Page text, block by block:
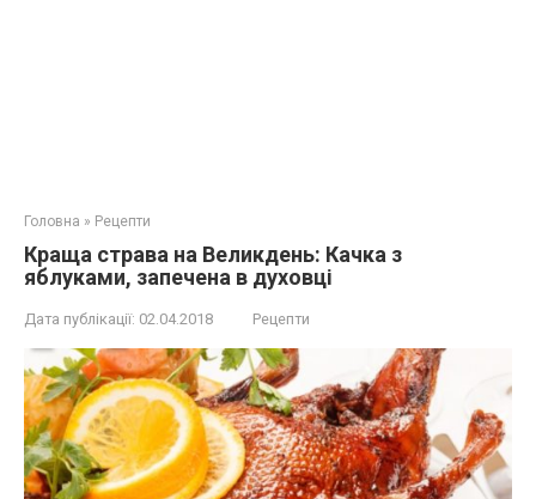
Головна » Рецепти
Краща страва на Великдень: Качка з
яблуками, запечена в духовці
Дата публікації: 02.04.2018 Рецепти